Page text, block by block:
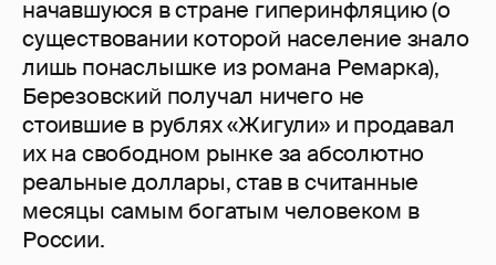
начавшуюся в стране гиперинфляцию (о
существовании которой население знало
лишь понаслышке из романа Ремарка),
Березовский получал ничего не
стоившие в рублях «Жигули» и продавал
их на свободном рынке за абсолютно
реальные доллары, став в считанные
месяцы самым богатым человеком в
России.